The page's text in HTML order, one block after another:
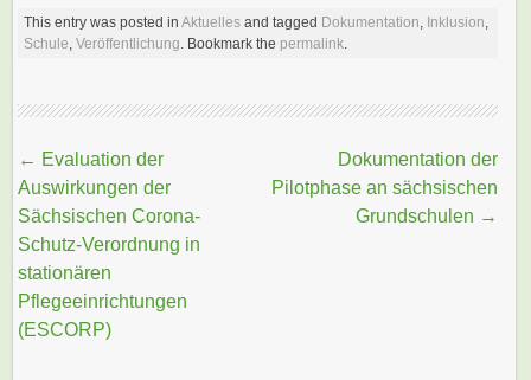
This entry was posted inAktuelles and tagged Dokumentation Inklusion
Schule ,Veröffentlichung . Bookmark the permalink
Beitragsnavigation
← Evaluation der
Auswirkungen der
Sächsischen Corona-
Schutz-Verordnung in
stationären
Pflegeeinrichtungen
(ESCORP)
Dokumentation der
Pilotphase an sächsischen
Grundschulen →